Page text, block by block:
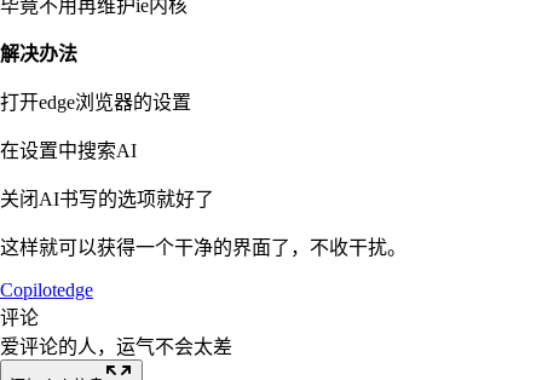
毕竟不用再维护ie内核
解决办法
打开edge浏览器的设置
在设置中搜索AI
关闭AI书写的选项就好了
这样就可以获得一个干净的界面了，不收干扰。
Copilotedge
评论
爱评论的人，运气不会太差